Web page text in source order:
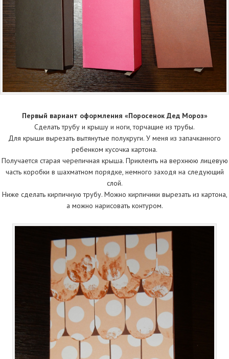
Первый вариант оформления «Поросенок Дед Мороз»
Сделать трубу и крышу и ноги, торчащие из трубы.
Для крыши вырезать вытянутые полукруги. У меня из запачканного
ребенком кусочка картона.
Получается старая черепичная крыша. Приклеить на верхнюю лицевую
часть коробки в шахматном порядке, немного заходя на следующий
слой.
Ниже сделать кирпичную трубу. Можно кирпичики вырезать из картона,
а можно нарисовать контуром.